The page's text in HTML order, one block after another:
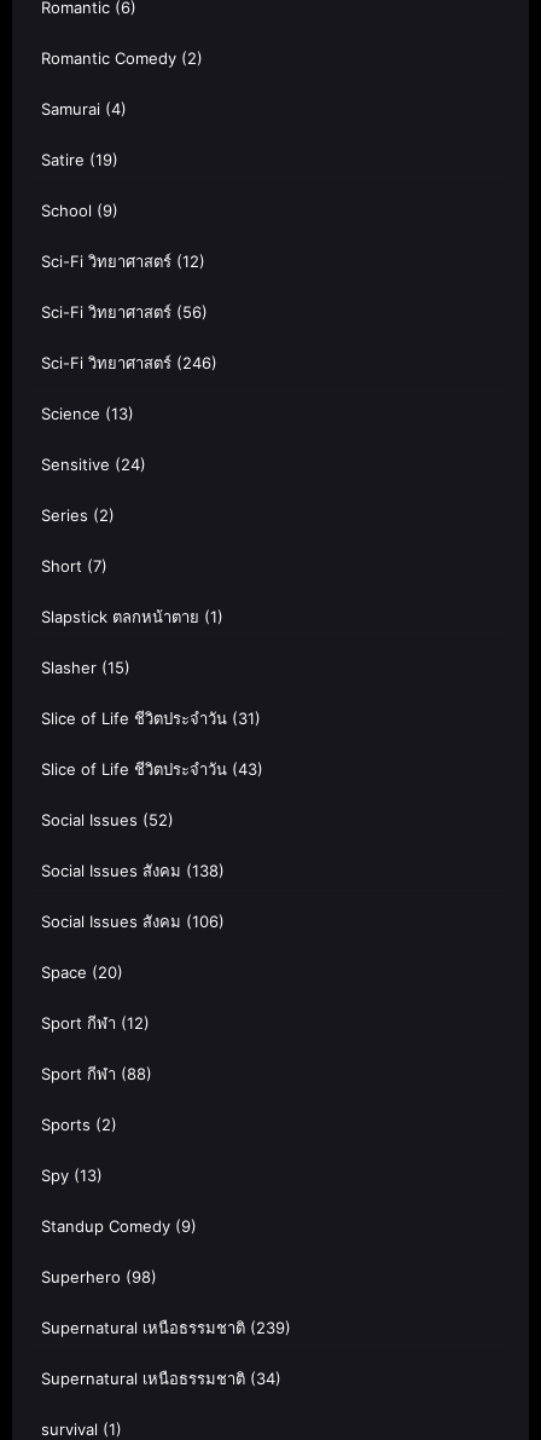
Romantic (6)
Romantic Comedy (2)
Samurai (4)
Satire (19)
School (9)
Sci-Fi วิทยาศาสตร์ (12)
Sci-Fi วิทยาศาสตร์ (56)
Sci-Fi วิทยาศาสตร์ (246)
Science (13)
Sensitive (24)
Series (2)
Short (7)
Slapstick ตลกหน้าตาย (1)
Slasher (15)
Slice of Life ชีวิตประจำวัน (31)
Slice of Life ชีวิตประจำวัน (43)
Social Issues (52)
Social Issues สังคม (138)
Social Issues สังคม (106)
Space (20)
Sport กีฬา (12)
Sport กีฬา (88)
Sports (2)
Spy (13)
Standup Comedy (9)
Superhero (98)
Supernatural เหนือธรรมชาติ (239)
Supernatural เหนือธรรมชาติ (34)
survival (1)